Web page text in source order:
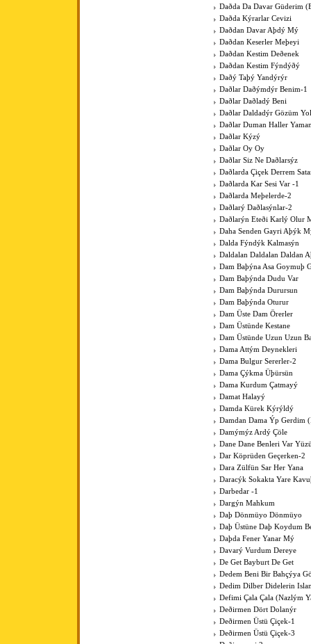
Daðda Da Davar Güderim
Daðda Kýrarlar Cevizi
Daðdan Davar Aþdý Mý
Daðdan Keserler Meþeyi
Daðdan Kestim Deðenek
Daðdan Kestim Fýndýðý
Daðý Taþý Yandýrýr
Daðlar Daðýmdýr Benim-1
Daðlar Daðladý Beni
Daðlar Daldadýr Gözüm
Daðlar Duman Haller
Daðlar Kýzý
Daðlar Oy Oy
Daðlar Siz Ne Daðlarsýz
Daðlarda Çiçek Derrem
Daðlarda Kar Sesi Var -1
Daðlarda Meþelerde-2
Daðlarý Daðlasýnlar-2
Daðlarýn Eteði Karlý Olur
Daha Senden Gayri Aþýk
Dalda Fýndýk Kalmasýn
Daldalan Daldalan Daldan
Dam Baþýna Asa Goymuþ
Dam Baþýnda Dudu Var
Dam Baþýnda Durursun
Dam Baþýnda Oturur
Dam Üste Dam Örerler
Dam Üstünde Kestane
Dam Üstünde Uzun Uzun
Dama Attým Deynekleri
Dama Bulgur Sererler-2
Dama Çýkma Üþürsün
Dama Kurdum Çatmayý
Damat Halayý
Damda Kürek Kýrýldý
Damdan Dama Ýp Gerdim
Damýmýz Ardý Çöle
Dane Dane Benleri Var
Dar Köprüden Geçerken-2
Dara Zülfün Sar Her Yana
Daracýk Sokakta Yare
Darbedar -1
Dargýn Mahkum
Daþ Dönmüyo Dönmüyo
Daþ Üstüne Daþ Koydum
Daþda Fener Yanar Mý
Davarý Vurdum Dereye
De Get Bayburt De Get
Dedem Beni Bir Bahçýya
Dedim Dilber Didelerin
Defimi Çala Çala (Nazlým
Deðirmen Dört Dolanýr
Deðirmen Üstü Çiçek-1
Deðirmen Üstü Çiçek-3